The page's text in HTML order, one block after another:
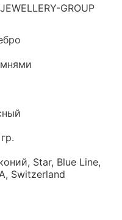
GROUP
гр.
Star, Blue Line,
Switzerland